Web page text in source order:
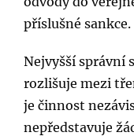
příslušné sankce.
Nejvyšší správní
rozlišuje mezi
je činnost
nepředstavuje